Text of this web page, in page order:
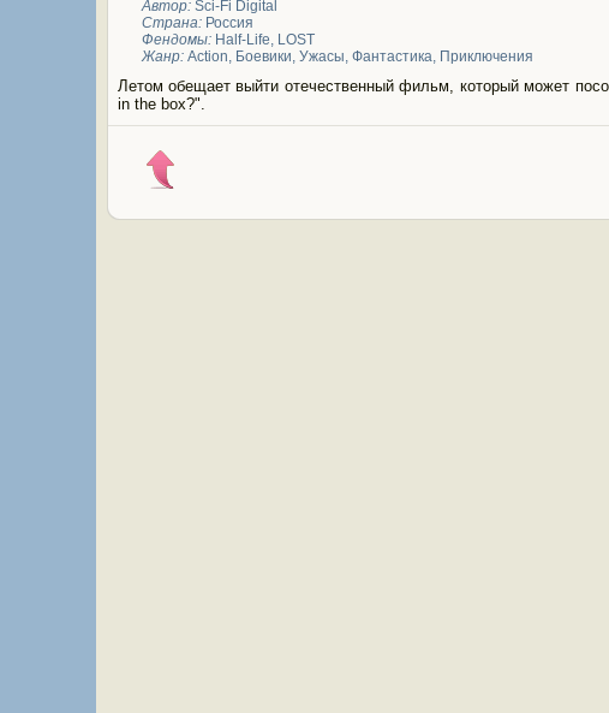
Автор: Sci-Fi Digital
Страна:Россия
Фендомы: Half-Life, LOST
Жанр: Action, Боевики, Ужасы, Фантастика, Приключения
Летом обещает выйти отечественный фильм, который может
in the box?".